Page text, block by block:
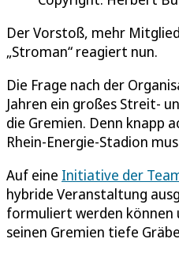
Der Vorstoß, mehr
„Stroman“ reagiert nun.
Die Frage nach der
Jahren ein großes Streit-
die Gremien. Denn knapp
Rhein-Energie-Stadion
Auf eine Initiative der
hybride Veranstaltung
formuliert werden können
seinen Gremien tiefe